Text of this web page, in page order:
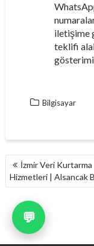
iletişime
teklifi
Bilgisayar
YAZI
GEZINMESI
İzmir Veri Kurtarma
Hizmetleri | Alsancak
💬